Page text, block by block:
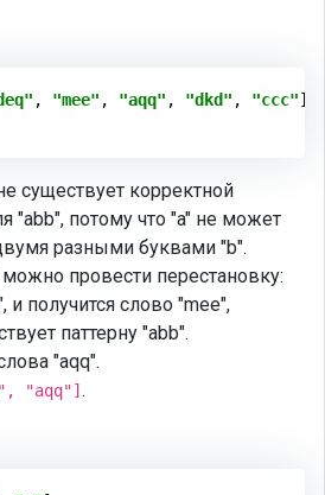
, "mee" , "aqq" , "dkd" , "ccc"]
существует корректной
"abb", потому что "a" не может
разными буквами "b".
провести перестановку:
и получится слово "mee",
паттерну "abb".
"aqq".
"aqq"] .